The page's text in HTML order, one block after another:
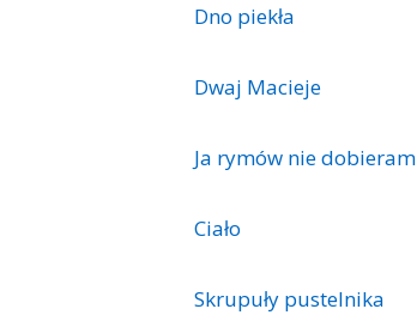
Dno piekła
Dwaj Macieje
Ja rymów nie dobieram
Ciało
Skrupuły pustelnika